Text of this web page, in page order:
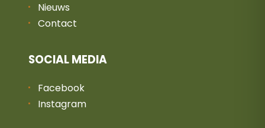
Nieuws
Contact
SOCIAL MEDIA
Facebook
Instagram